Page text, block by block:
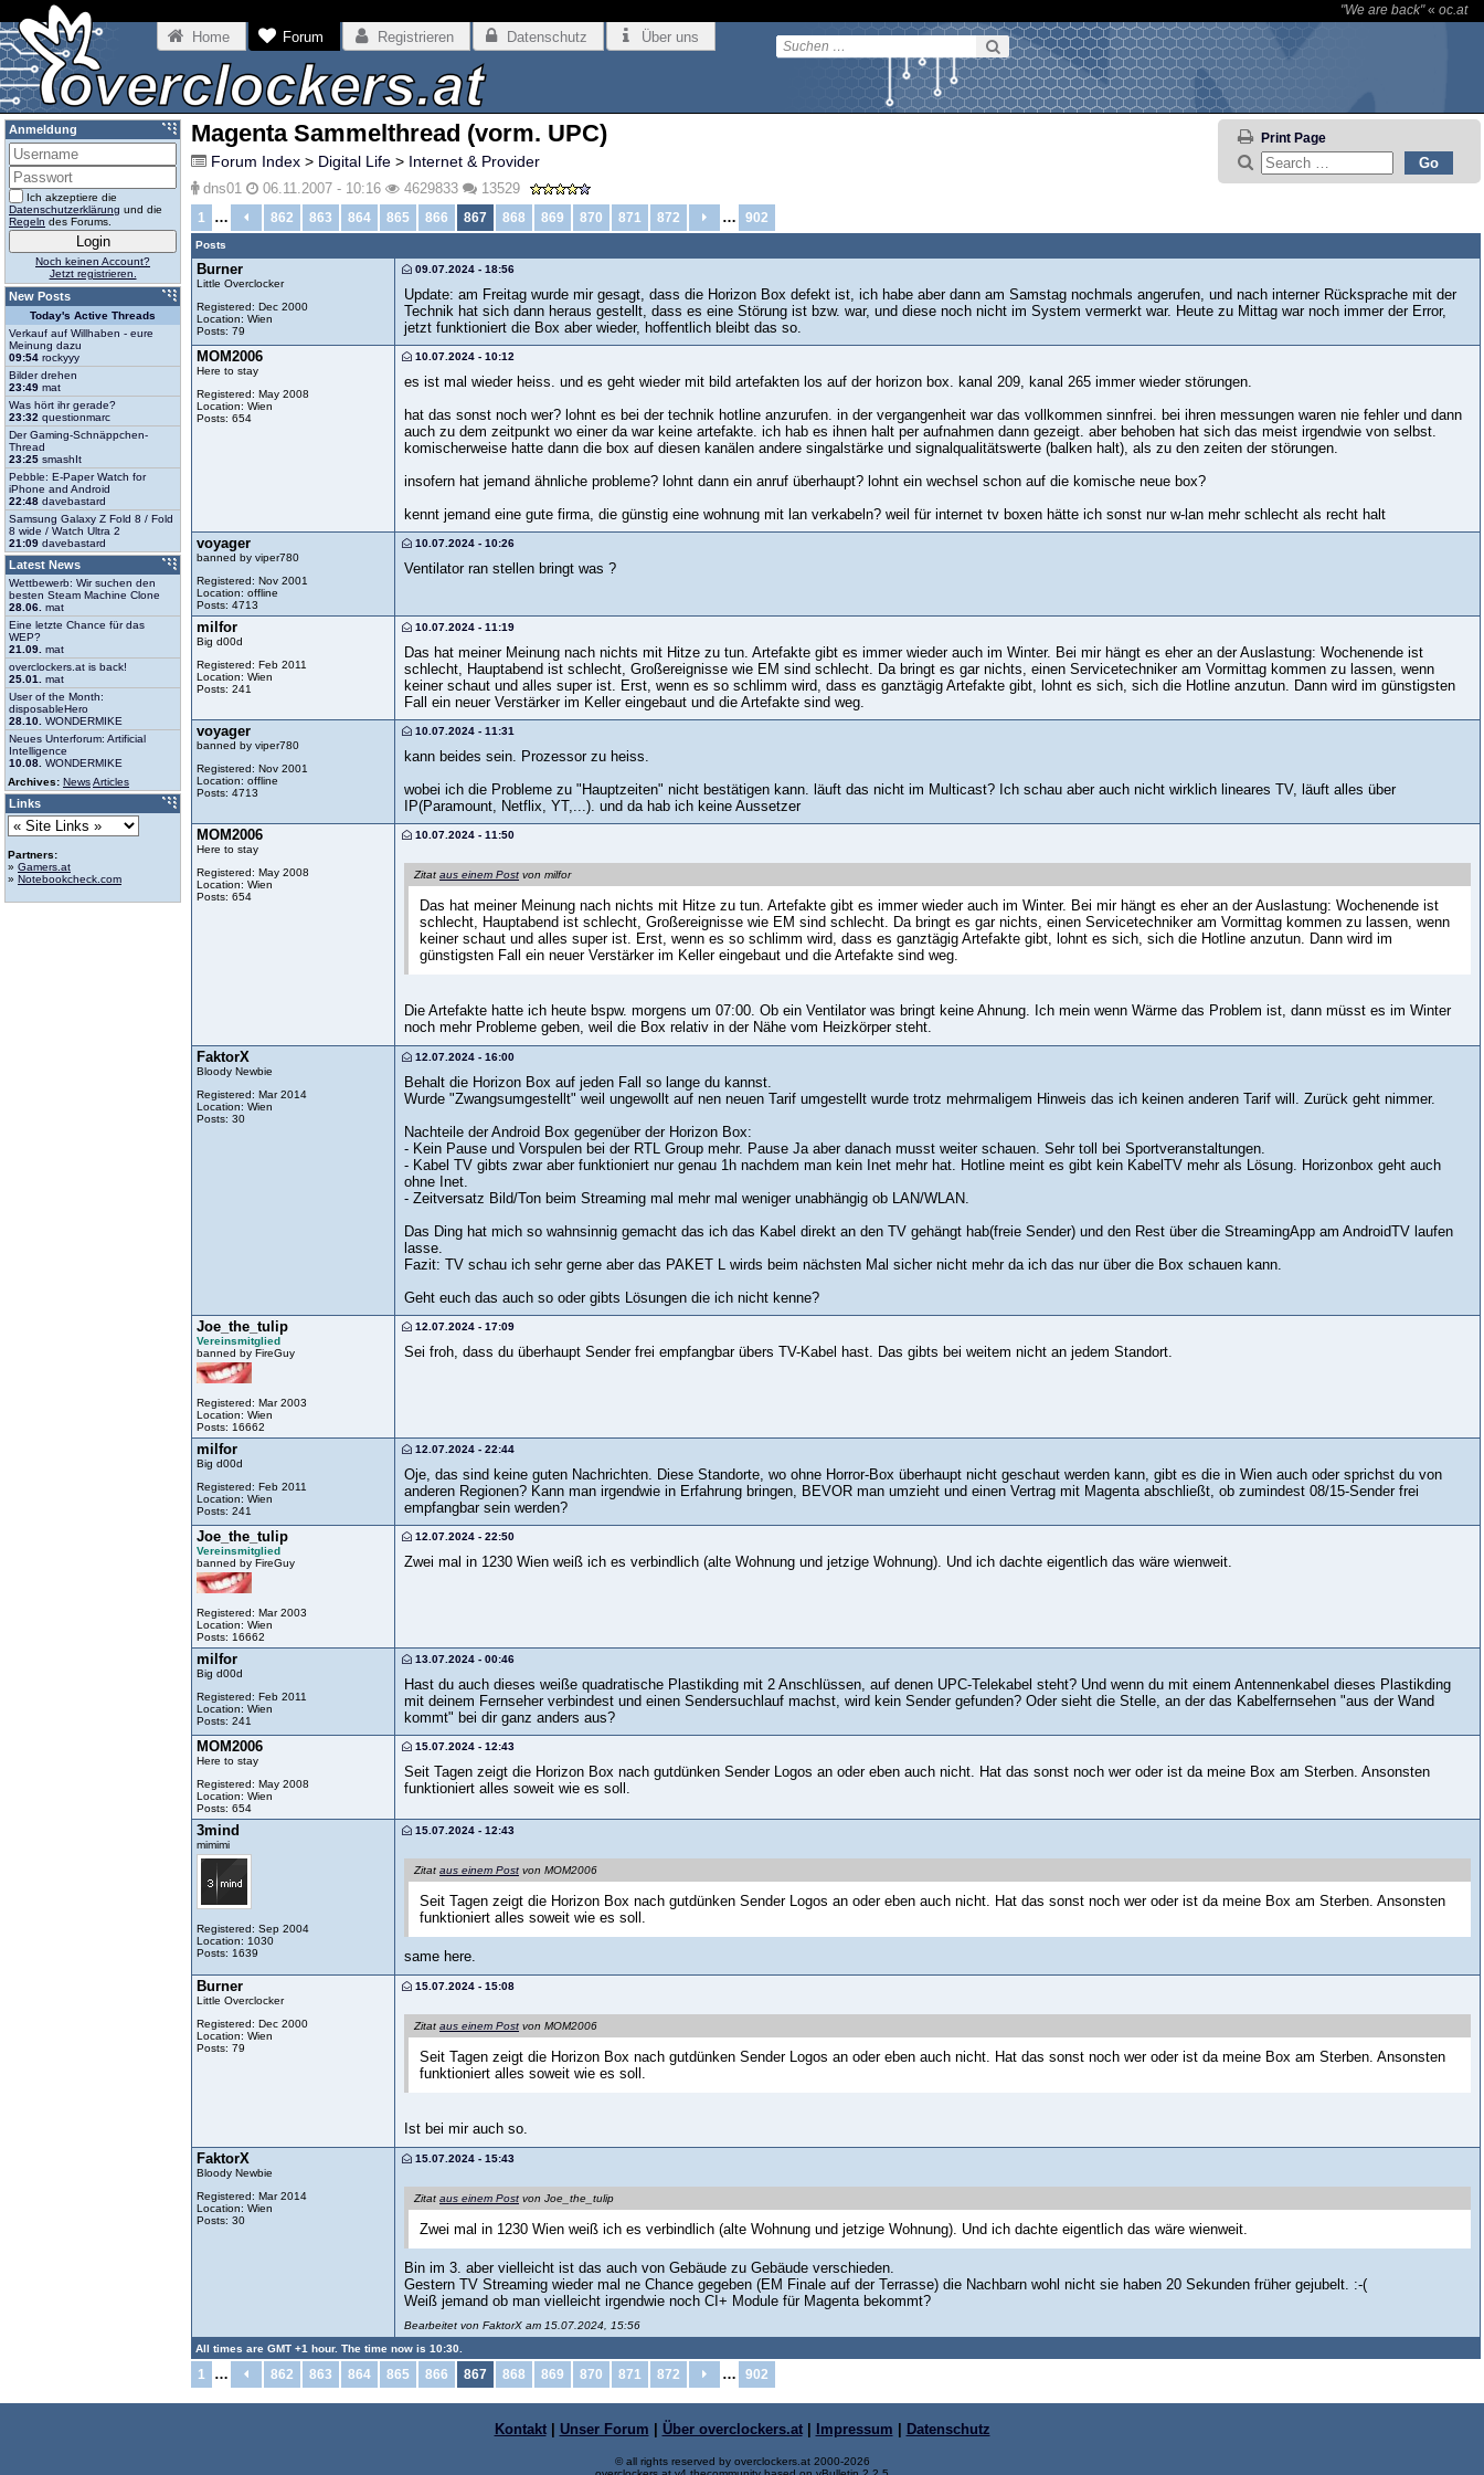
"We are back"« oc.at
Home Forum Registrieren Datenschutz Über uns
Magenta Sammelthread (vorm. UPC) Print Page
Forum Index > Digital Life > Internet & Provider
dns01 06.11.2007 - 10:16 4629833 13529
1 … 862 863 864 865 866 867 868 869 870 871 872 … 902
Posts
Burner
Little Overclocker
Registered: Dec 2000
Location: Wien
Posts: 79
09.07.2024 - 18:56
Update: am Freitag wurde mir gesagt, dass die Horizon Box defekt ist, ich habe aber dann am Samstag nochmals angerufen, und nach interner Rücksprache mit der
Technik hat sich dann heraus gestellt, dass es eine Störung ist bzw. war, und diese noch nicht im System vermerkt war. Heute zu Mittag war noch immer der Error,
jetzt funktioniert die Box aber wieder, hoffentlich bleibt das so.
MOM2006
Here to stay
Registered: May 2008
Location: Wien
Posts: 654
10.07.2024 - 10:12
es ist mal wieder heiss. und es geht wieder mit bild artefakten los auf der horizon box. kanal 209, kanal 265 immer wieder störungen.
hat das sonst noch wer? lohnt es bei der technik hotline anzurufen. in der vergangenheit war das vollkommen sinnfrei. bei ihren messungen waren nie fehler und dann
auch zu dem zeitpunkt wo einer da war keine artefakte. ich hab es ihnen halt per aufnahmen dann gezeigt. aber behoben hat sich das meist irgendwie von selbst.
komischerweise hatte dann die box auf diesen kanälen andere singalstärke und signalqualitätswerte (balken halt), als zu den zeiten der störungen.
insofern hat jemand ähnliche probleme? lohnt dann ein anruf überhaupt? lohnt ein wechsel schon auf die komische neue box?
kennt jemand eine gute firma, die günstig eine wohnung mit lan verkabeln? weil für internet tv boxen hätte ich sonst nur w-lan mehr schlecht als recht halt
voyager
banned by viper780
Registered: Nov 2001
Location: offline
Posts: 4713
10.07.2024 - 10:26
Ventilator ran stellen bringt was ?
milfor
Big d00d
Registered: Feb 2011
Location: Wien
Posts: 241
10.07.2024 - 11:19
Das hat meiner Meinung nach nichts mit Hitze zu tun. Artefakte gibt es immer wieder auch im Winter. Bei mir hängt es eher an der Auslastung: Wochenende ist
schlecht, Hauptabend ist schlecht, Großereignisse wie EM sind schlecht. Da bringt es gar nichts, einen Servicetechniker am Vormittag kommen zu lassen, wenn
keiner schaut und alles super ist. Erst, wenn es so schlimm wird, dass es ganztägig Artefakte gibt, lohnt es sich, sich die Hotline anzutun. Dann wird im günstigsten
Fall ein neuer Verstärker im Keller eingebaut und die Artefakte sind weg.
voyager
banned by viper780
Registered: Nov 2001
Location: offline
Posts: 4713
10.07.2024 - 11:31
kann beides sein. Prozessor zu heiss.
wobei ich die Probleme zu "Hauptzeiten" nicht bestätigen kann. läuft das nicht im Multicast? Ich schau aber auch nicht wirklich lineares TV, läuft alles über
IP(Paramount, Netflix, YT,...). und da hab ich keine Aussetzer
MOM2006
Here to stay
Registered: May 2008
Location: Wien
Posts: 654
10.07.2024 - 11:50
Zitat aus einem Post von milfor
Das hat meiner Meinung nach nichts mit Hitze zu tun. Artefakte gibt es immer wieder auch im Winter. Bei mir hängt es eher an der Auslastung: Wochenende ist
schlecht, Hauptabend ist schlecht, Großereignisse wie EM sind schlecht. Da bringt es gar nichts, einen Servicetechniker am Vormittag kommen zu lassen, wenn
keiner schaut und alles super ist. Erst, wenn es so schlimm wird, dass es ganztägig Artefakte gibt, lohnt es sich, sich die Hotline anzutun. Dann wird im
günstigsten Fall ein neuer Verstärker im Keller eingebaut und die Artefakte sind weg.
Die Artefakte hatte ich heute bspw. morgens um 07:00. Ob ein Ventilator was bringt keine Ahnung. Ich mein wenn Wärme das Problem ist, dann müsst es im Winter
noch mehr Probleme geben, weil die Box relativ in der Nähe vom Heizkörper steht.
FaktorX
Bloody Newbie
Registered: Mar 2014
Location: Wien
Posts: 30
12.07.2024 - 16:00
Behalt die Horizon Box auf jeden Fall so lange du kannst.
Wurde "Zwangsumgestellt" weil ungewollt auf nen neuen Tarif umgestellt wurde trotz mehrmaligem Hinweis das ich keinen anderen Tarif will. Zurück geht nimmer.
Nachteile der Android Box gegenüber der Horizon Box:
- Kein Pause und Vorspulen bei der RTL Group mehr. Pause Ja aber danach musst weiter schauen. Sehr toll bei Sportveranstaltungen.
- Kabel TV gibts zwar aber funktioniert nur genau 1h nachdem man kein Inet mehr hat. Hotline meint es gibt kein KabelTV mehr als Lösung. Horizonbox geht auch
ohne Inet.
- Zeitversatz Bild/Ton beim Streaming mal mehr mal weniger unabhängig ob LAN/WLAN.
Das Ding hat mich so wahnsinnig gemacht das ich das Kabel direkt an den TV gehängt hab(freie Sender) und den Rest über die StreamingApp am AndroidTV laufen
lasse.
Fazit: TV schau ich sehr gerne aber das PAKET L wirds beim nächsten Mal sicher nicht mehr da ich das nur über die Box schauen kann.
Geht euch das auch so oder gibts Lösungen die ich nicht kenne?
Joe_the_tulip
Vereinsmitglied
banned by FireGuy
Registered: Mar 2003
Location: Wien
Posts: 16662
12.07.2024 - 17:09
Sei froh, dass du überhaupt Sender frei empfangbar übers TV-Kabel hast. Das gibts bei weitem nicht an jedem Standort.
milfor
Big d00d
Registered: Feb 2011
Location: Wien
Posts: 241
12.07.2024 - 22:44
Oje, das sind keine guten Nachrichten. Diese Standorte, wo ohne Horror-Box überhaupt nicht geschaut werden kann, gibt es die in Wien auch oder sprichst du von
anderen Regionen? Kann man irgendwie in Erfahrung bringen, BEVOR man umzieht und einen Vertrag mit Magenta abschließt, ob zumindest 08/15-Sender frei
empfangbar sein werden?
Joe_the_tulip
Vereinsmitglied
banned by FireGuy
Registered: Mar 2003
Location: Wien
Posts: 16662
12.07.2024 - 22:50
Zwei mal in 1230 Wien weiß ich es verbindlich (alte Wohnung und jetzige Wohnung). Und ich dachte eigentlich das wäre wienweit.
milfor
Big d00d
Registered: Feb 2011
Location: Wien
Posts: 241
13.07.2024 - 00:46
Hast du auch dieses weiße quadratische Plastikding mit 2 Anschlüssen, auf denen UPC-Telekabel steht? Und wenn du mit einem Antennenkabel dieses Plastikding
mit deinem Fernseher verbindest und einen Sendersuchlauf machst, wird kein Sender gefunden? Oder sieht die Stelle, an der das Kabelfernsehen "aus der Wand
kommt" bei dir ganz anders aus?
MOM2006
Here to stay
Registered: May 2008
Location: Wien
Posts: 654
15.07.2024 - 12:43
Seit Tagen zeigt die Horizon Box nach gutdünken Sender Logos an oder eben auch nicht. Hat das sonst noch wer oder ist da meine Box am Sterben. Ansonsten
funktioniert alles soweit wie es soll.
3mind
mimimi
Registered: Sep 2004
Location: 1030
Posts: 1639
15.07.2024 - 12:43
Zitat aus einem Post von MOM2006
Seit Tagen zeigt die Horizon Box nach gutdünken Sender Logos an oder eben auch nicht. Hat das sonst noch wer oder ist da meine Box am Sterben. Ansonsten
funktioniert alles soweit wie es soll.
same here.
Burner
Little Overclocker
Registered: Dec 2000
Location: Wien
Posts: 79
15.07.2024 - 15:08
Zitat aus einem Post von MOM2006
Seit Tagen zeigt die Horizon Box nach gutdünken Sender Logos an oder eben auch nicht. Hat das sonst noch wer oder ist da meine Box am Sterben. Ansonsten
funktioniert alles soweit wie es soll.
Ist bei mir auch so.
FaktorX
Bloody Newbie
Registered: Mar 2014
Location: Wien
Posts: 30
15.07.2024 - 15:43
Zitat aus einem Post von Joe_the_tulip
Zwei mal in 1230 Wien weiß ich es verbindlich (alte Wohnung und jetzige Wohnung). Und ich dachte eigentlich das wäre wienweit.
Bin im 3. aber vielleicht ist das auch von Gebäude zu Gebäude verschieden.
Gestern TV Streaming wieder mal ne Chance gegeben (EM Finale auf der Terrasse) die Nachbarn wohl nicht sie haben 20 Sekunden früher gejubelt. :-(
Weiß jemand ob man vielleicht irgendwie noch CI+ Module für Magenta bekommt?
Bearbeitet von FaktorX am 15.07.2024, 15:56
All times are GMT +1 hour. The time now is 10:30.
1 … 862 863 864 865 866 867 868 869 870 871 872 … 902
Anmeldung
Ich akzeptiere die
Datenschutzerklärung und die
Regeln des Forums.
Noch keinen Account?
Jetzt registrieren.
New Posts
Today's Active Threads
Verkauf auf Willhaben - eure
Meinung dazu
09:54 rockyyy
Bilder drehen
23:49 mat
Was hört ihr gerade?
23:32 questionmarc
Der Gaming-Schnäppchen-
Thread
23:25 smashIt
Pebble: E-Paper Watch for
iPhone and Android
22:48 davebastard
Samsung Galaxy Z Fold 8 / Fold
8 wide / Watch Ultra 2
21:09 davebastard
Latest News
Wettbewerb: Wir suchen den
besten Steam Machine Clone
28.06. mat
Eine letzte Chance für das
WEP?
21.09. mat
overclockers.at is back!
25.01.
mat
User of the Month:
disposableHero
28.10. WONDERMIKE
Neues Unterforum: Artificial
Intelligence
10.08. WONDERMIKE
Archives: NewsArticles
Links
Partners:
» Gamers.at
» Notebookcheck.com
Kontakt| Unser Forum | Über overclockers.at| Impressum | Datenschutz
© all rights reserved by overclockers.at 2000-2026